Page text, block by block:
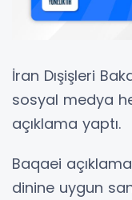
İran Dışişleri
sosyal medya
açıklama yaptı.
Baqaei
dinine uygun